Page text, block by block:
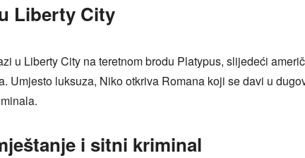
Liberty City
u Liberty City na teretnom brodu Platypus, slijedeći
Umjesto luksuza, Niko otkriva Romana koji se davi u
i sitni kriminal